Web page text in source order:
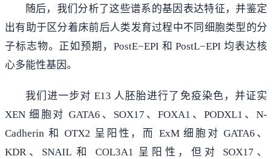
随后，我们分析了这些谱系的基因表达特征，并鉴定
出有助于区分着床前后人类发育过程中不同细胞类型的分
子标志物。正如预期，PostE−EPI 和 PostL−EPI 均表达核
心多能性基因。
我们进一步对 E13 人胚胎进行了免疫染色，并证实
XEN 细胞对 GATA6、SOX17、FOXA1、PODXL1、N-
Cadherin 和 OTX2 呈阳性，而 ExM 细胞对 GATA6、
KDR、SNAIL 和 COL3A1 呈阳性，但对 SOX17、